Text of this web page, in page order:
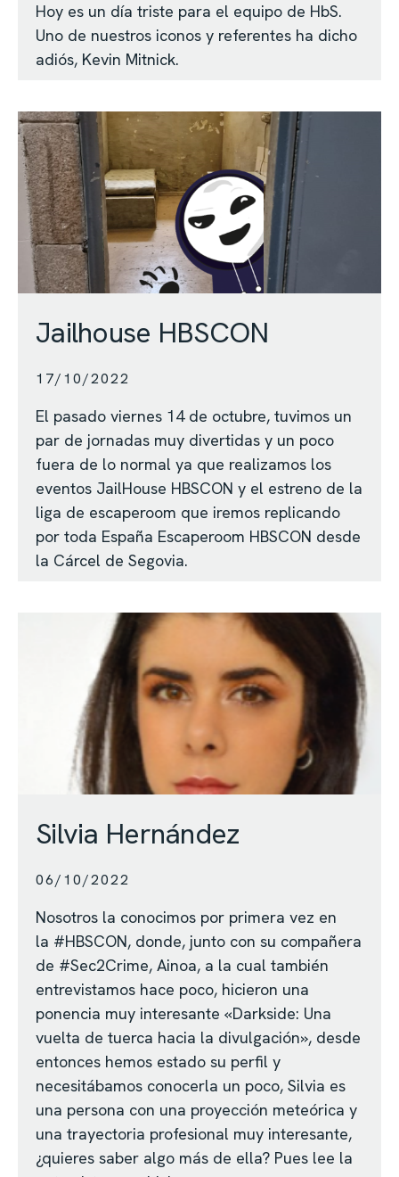
Hoy es un día triste para el equipo de HbS.
Uno de nuestros iconos y referentes ha dicho
adiós, Kevin Mitnick.
Jailhouse HBSCON
17/10/2022
El pasado viernes 14 de octubre, tuvimos un
par de jornadas muy divertidas y un poco
fuera de lo normal ya que realizamos los
eventos JailHouse HBSCON y el estreno de la
liga de escaperoom que iremos replicando
por toda España Escaperoom HBSCON desde
la Cárcel de Segovia.
Silvia Hernández
06/10/2022
Nosotros la conocimos por primera vez en
la #HBSCON, donde, junto con su compañera
de #Sec2Crime, Ainoa, a la cual también
entrevistamos hace poco, hicieron una
ponencia muy interesante «Darkside: Una
vuelta de tuerca hacia la divulgación», desde
entonces hemos estado su perfil y
necesitábamos conocerla un poco, Silvia es
una persona con una proyección meteórica y
una trayectoria profesional muy interesante,
¿quieres saber algo más de ella? Pues lee la